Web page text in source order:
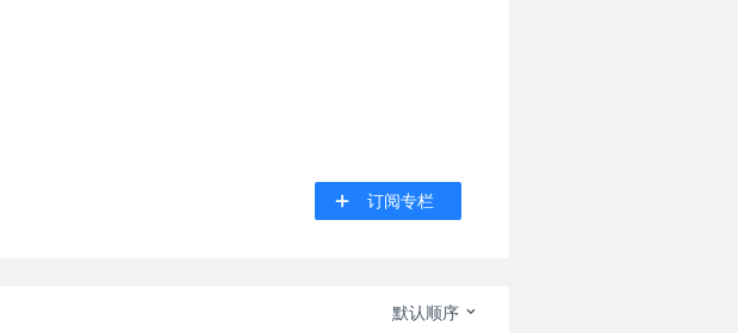
订阅专栏
默认顺序